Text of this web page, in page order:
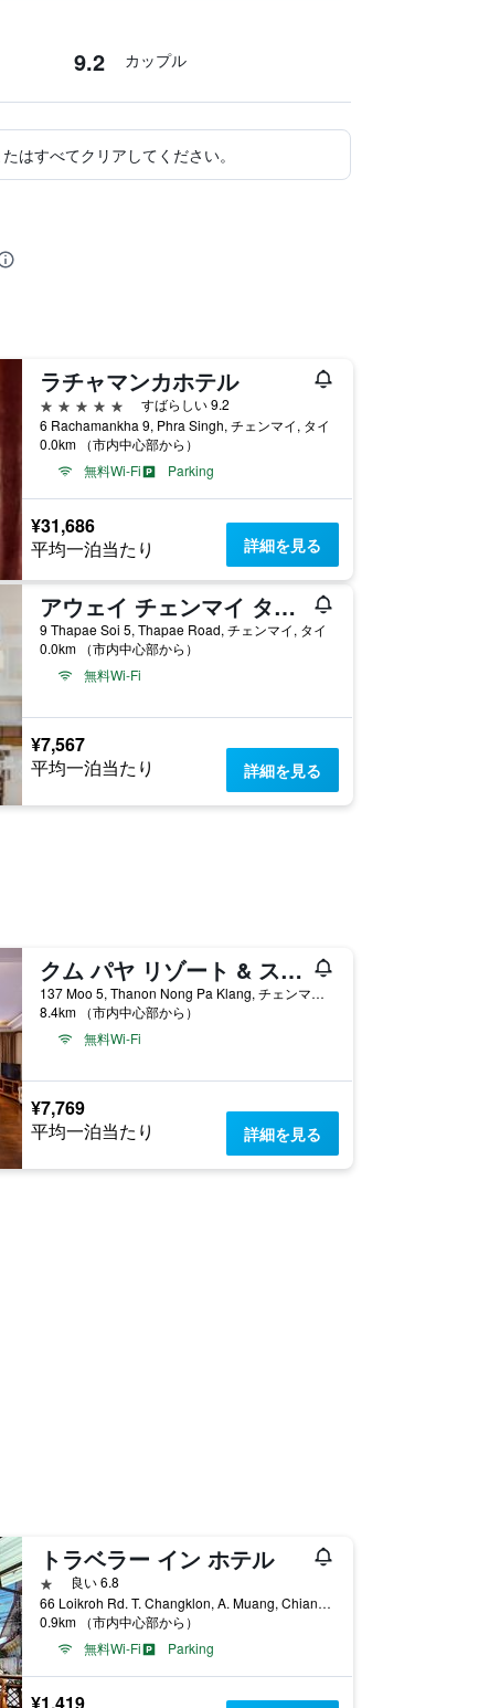
9.2 カップル
はすべてクリアしてください。
ラチャマンカホテル
5つ星
すばらしい 9.2
6 Rachamankha 9, Phra Singh, チェンマイ, タイ
0.0km （市内中心部から）
無料Wi-Fi
Parking
¥31,686
平均一泊当たり 詳細を見る
アウェイ チェンマイ ターペー リゾート - ヴーガン リトリート
9 Thapae Soi 5, Thapae Road, チェンマイ, タイ
0.0km （市内中心部から）
無料Wi-Fi
¥7,567
平均一泊当たり 詳細を見る
クム パヤ リゾート & スパ ブティック コレクション
137 Moo 5, Thanon Nong Pa Klang, チェンマイ, タイ
8.4km （市内中心部から）
無料Wi-Fi
¥7,769
平均一泊当たり 詳細を見る
トラベラー イン ホテル
1つ星良い 6.8
66 Loikroh Rd. T. Changklon, A. Muang, Chiang Mai, チェンマイ, タイ
0.9km （市内中心部から）
無料Wi-Fi
Parking